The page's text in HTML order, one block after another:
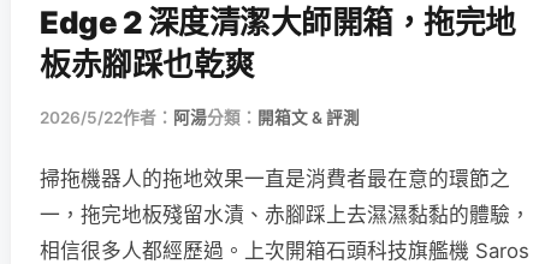
Edge 2 深度清潔大師開箱，拖完地
板赤腳踩也乾爽
2026/5/22作者： 阿湯分類： 開箱文 & 評測
掃拖機器人的拖地效果一直是消費者最在意的環節之
一，拖完地板殘留水漬、赤腳踩上去濕濕黏黏的體驗，
相信很多人都經歷過。上次開箱石頭科技旗艦機 Saros